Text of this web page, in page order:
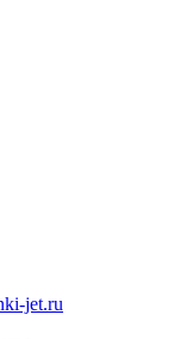
jet.ru